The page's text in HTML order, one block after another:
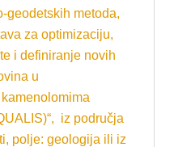
geodetskih metoda,
za optimizaciju,
i definiranje novih
u
iz područja
polje: geologija ili iz